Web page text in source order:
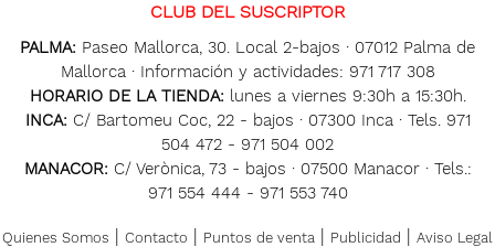
CLUB DEL SUSCRIPTOR
PALMA: Paseo Mallorca, 30. Local 2-bajos · 07012 Palma de
Mallorca · Información y actividades: 971 717 308
HORARIO DE LA TIENDA: lunes a viernes 9:30h a 15:30h.
INCA: C/ Bartomeu Coc, 22 - bajos · 07300 Inca · Tels. 971
504 472 - 971 504 002
MANACOR: C/ Verònica, 73 - bajos · 07500 Manacor · Tels.:
971 554 444 - 971 553 740
Quienes Somos Contacto Puntos de venta Publicidad Aviso Legal